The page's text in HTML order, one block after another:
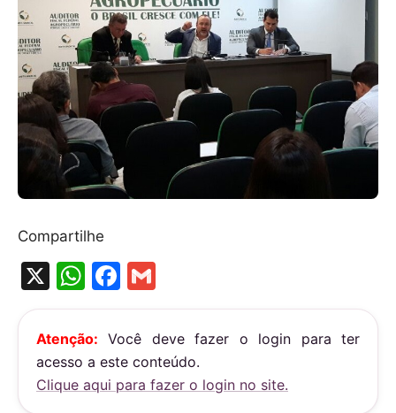
Compartilhe
X
W
h
at
s
A
F
a
c
e
b
m
ai
l
Atenção: Você deve fazer o login para ter
acesso a este conteúdo.
Clique aqui para fazer o login no site.